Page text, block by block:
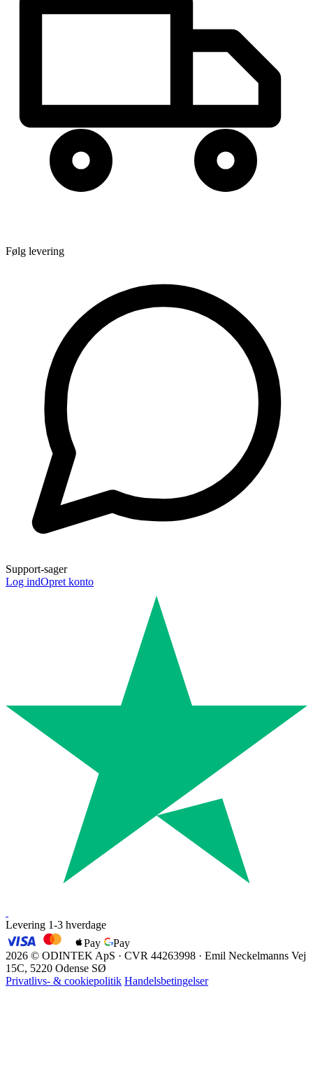
Følg levering
Support-sager
Log indOpret konto
Levering 1-3 hverdage
Pay
Pay
2026 © ODINTEK ApS · CVR 44263998 · Emil Neckelmanns Vej
15C, 5220 Odense SØ
Privatlivs- & cookiepolitik Handelsbetingelser